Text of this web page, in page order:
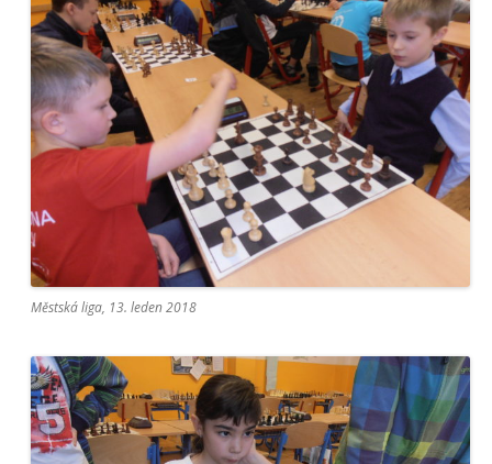
Městská liga, 13. leden 2018